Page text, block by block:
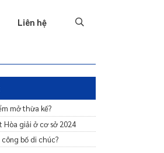
Liên hệ Hôn nhân & Gia đình
mở thừa kế?
Hòa giải ở cơ sở 2024
bố di chúc?